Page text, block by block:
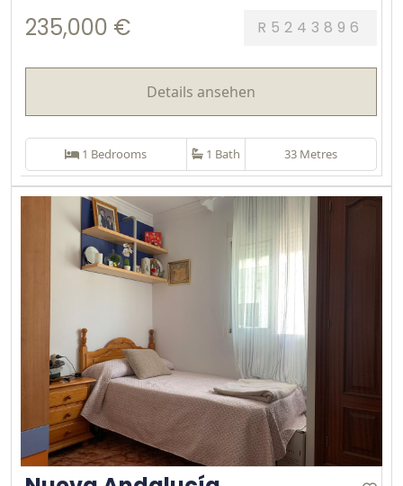
235,000 € R5243896
Details ansehen
1 Bedrooms 1 Bath 33 Metres